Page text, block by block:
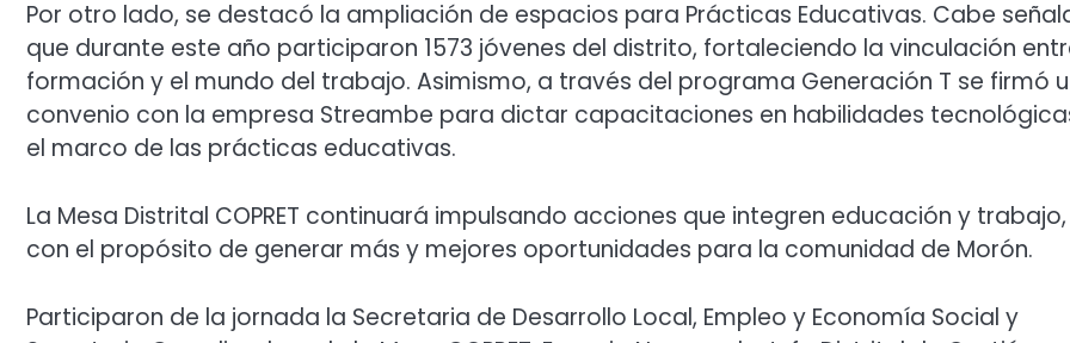
Por otro lado, se destacó la ampliación de espacios para Prácticas Educativas. Cabe
que durante este año participaron 1573 jóvenes del distrito, fortaleciendo la vinculación
formación y el mundo del trabajo. Asimismo, a través del programa Generación T se firmó
convenio con la empresa Streambe para dictar capacitaciones en habilidades
el marco de las prácticas educativas.
La Mesa Distrital COPRET continuará impulsando acciones que integren educación y trabajo,
con el propósito de generar más y mejores oportunidades para la comunidad de Morón.
Participaron de la jornada la Secretaria de Desarrollo Local, Empleo y Economía Social y